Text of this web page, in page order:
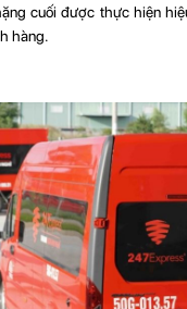
cuối được thực hiện
hàng.